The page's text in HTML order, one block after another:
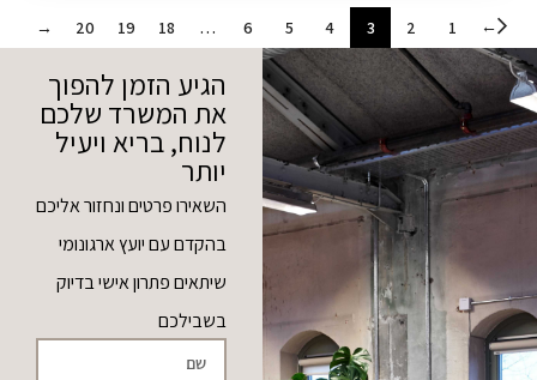
←
1
2
3
4
5
6
…
18
19
20
→
הגיע הזמן להפוך
את המשרד שלכם
לנוח, בריא ויעיל
יותר
השאירו פרטים ונחזור אליכם
בהקדם עם יועץ ארגונומי
שיתאים פתרון אישי בדיוק
בשבילכם